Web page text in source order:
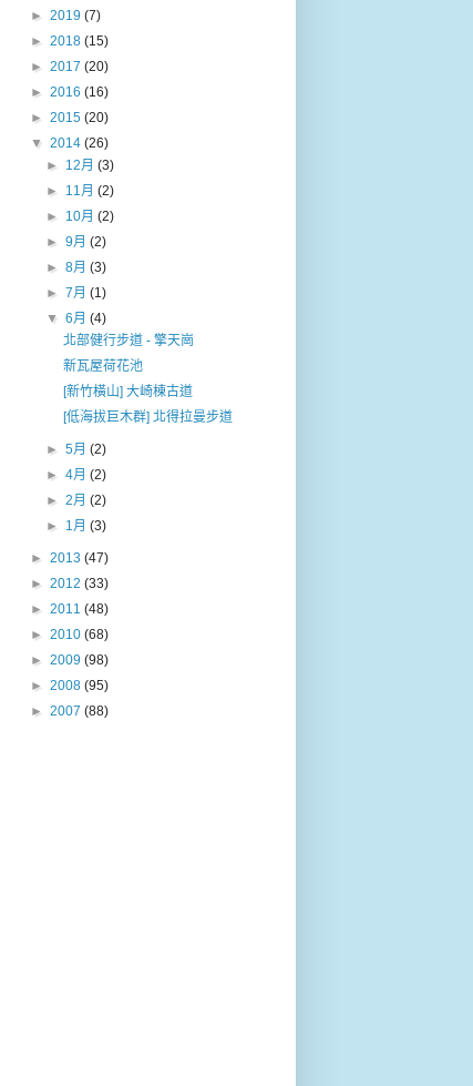
► 2019 (7)
► 2018 (15)
► 2017 (20)
► 2016 (16)
► 2015 (20)
▼ 2014 (26)
► 12月(3)
► 11月(2)
► 10月(2)
►9月(2)
►8月(3)
►7月(1)
▼6月(4)
北部健行步道 - 擎天崗
新瓦屋荷花池
[新竹橫山] 大崎棟古道
[低海拔巨木群] 北得拉曼步道
►5月(2)
►4月(2)
►2月(2)
► 1月(3)
► 2013 (47)
► 2012 (33)
► 2011 (48)
► 2010 (68)
► 2009 (98)
► 2008 (95)
► 2007 (88)